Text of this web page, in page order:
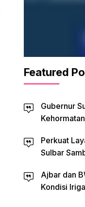
Featured
Gubernur
Perkuat
Sulbar
Ajbar dan
Kondisi